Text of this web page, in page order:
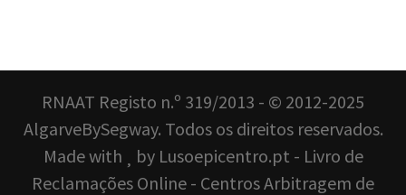
RNAAT Registo n.º 319/2013 - © 2012-2025
AlgarveBySegway. Todos os direitos reservados.
Made with
by Lusoepicentro.pt - Livro de
Reclamações Online - Centros Arbitragem de